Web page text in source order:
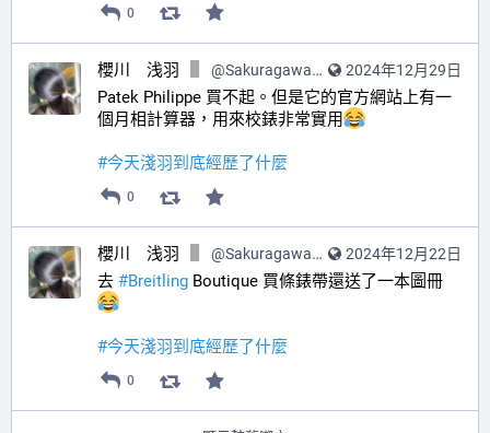
0
2024年12月29日
櫻川 浅羽 @SakuragawaAsaba@hub.sakuragawa.moe
Patek Philippe 買不起。但是它的官方網站上有一
個月相計算器，用來校錶非常實用
#今天淺羽到底經歷了什麼
0
2024年12月22日
櫻川 浅羽 @SakuragawaAsaba@hub.sakuragawa.moe
去 #Breitling Boutique 買條錶帶還送了一本圖冊
#今天淺羽到底經歷了什麼
0